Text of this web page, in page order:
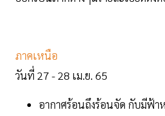
ภาคเหนือ
วันที่ 27 - 28 เม.ย. 65
อากาศร้อนถึงร้อนจัด กับมีฟ้า